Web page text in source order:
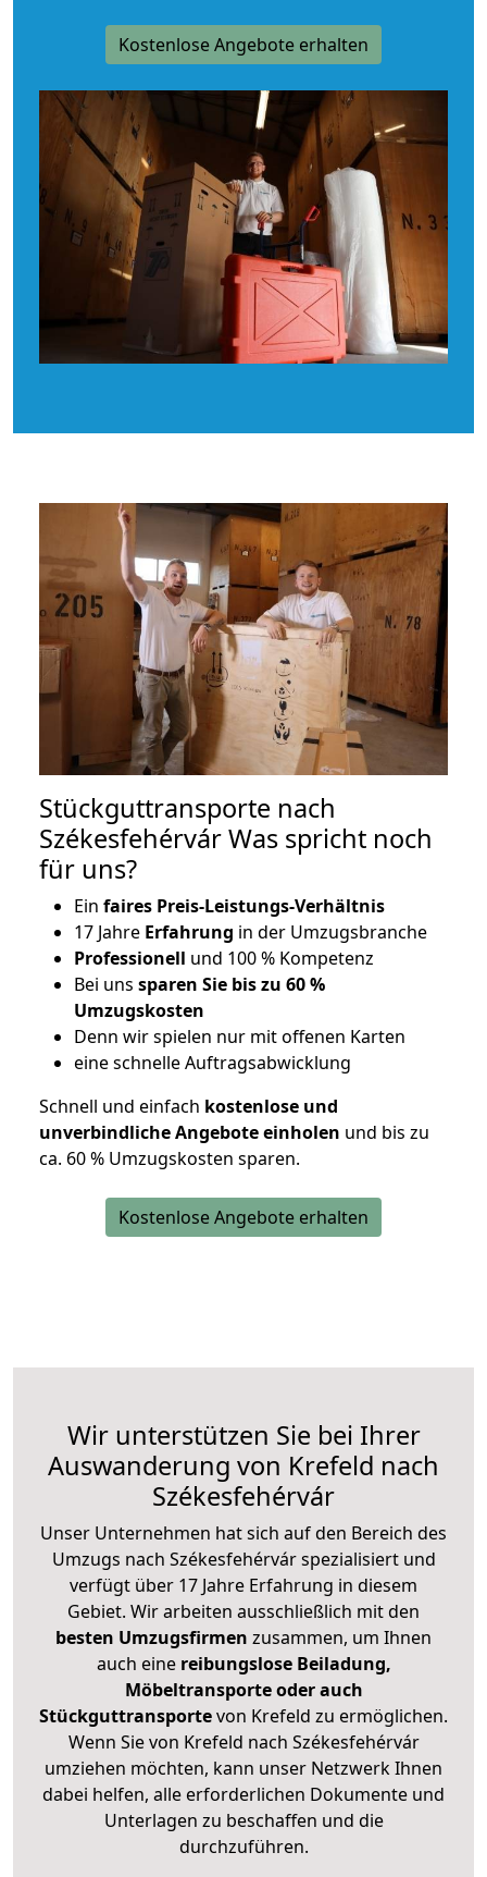
Kostenlose Angebote erhalten
Stückguttransporte nach
Székesfehérvár Was spricht noch
für uns?
Ein faires Preis-Leistungs-Verhältnis
17 Jahre Erfahrung in der Umzugsbranche
Professionell und 100 % Kompetenz
Bei uns sparen Sie bis zu 60 %
Umzugskosten
Denn wir spielen nur mit offenen Karten
eine schnelle Auftragsabwicklung
Schnell und einfach kostenlose und
unverbindliche Angebote einholen und bis zu
ca. 60 % Umzugskosten sparen.
Kostenlose Angebote erhalten
Wir unterstützen Sie bei Ihrer
Auswanderung von Krefeld nach
Székesfehérvár
Unser Unternehmen hat sich auf den Bereich des
Umzugs nach Székesfehérvár spezialisiert und
verfügt über 17 Jahre Erfahrung in diesem
Gebiet. Wir arbeiten ausschließlich mit den
besten Umzugsfirmen zusammen, um Ihnen
auch eine reibungslose Beiladung,
Möbeltransporte oder auch
Stückguttransportevon Krefeld zu ermöglichen.
Wenn Sie von Krefeld nach Székesfehérvár
umziehen möchten, kann unser Netzwerk Ihnen
dabei helfen, alle erforderlichen Dokumente und
Unterlagen zu beschaffen und die
durchzuführen.